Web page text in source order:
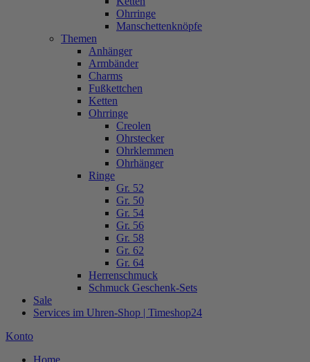
Ohrringe
Manschettenknöpfe
Themen
Anhänger
Armbänder
Charms
Fußkettchen
Ketten
Ohrringe
Creolen
Ohrstecker
Ohrklemmen
Ohrhänger
Ringe
Gr. 52
Gr. 50
Gr. 54
Gr. 56
Gr. 58
Gr. 62
Gr. 64
Herrenschmuck
Schmuck Geschenk-Sets
Sale
Services im Uhren-Shop | Timeshop24
Konto
Home